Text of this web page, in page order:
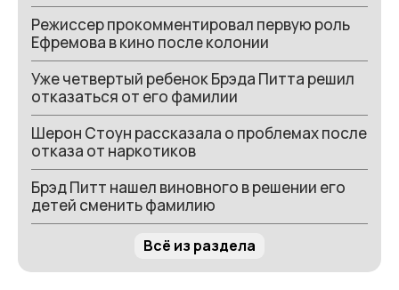
Режиссер прокомментировал первую роль
Ефремова в кино после колонии
Уже четвертый ребенок Брэда Питта решил
отказаться от его фамилии
Шерон Стоун рассказала о проблемах после
отказа от наркотиков
Брэд Питт нашел виновного в решении его
детей сменить фамилию
Всё из раздела